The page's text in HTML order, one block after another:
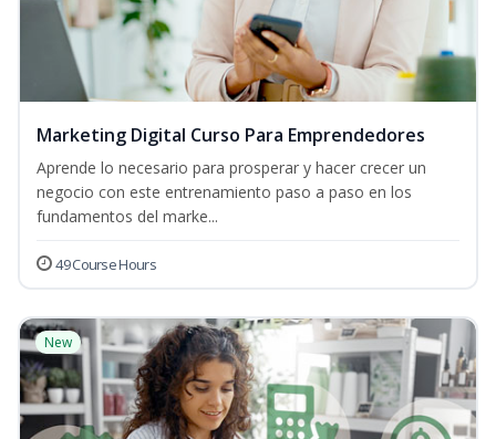
Marketing Digital Curso Para Emprendedores
Aprende lo necesario para prosperar y hacer crecer un
negocio con este entrenamiento paso a paso en los
fundamentos del marke...
49 Course Hours
New